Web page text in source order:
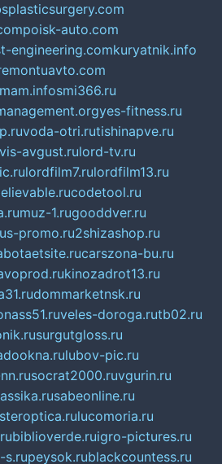
poisk-auto.com
engineering.comkuryatnik.info
smi366.ru
yes-fitness.ru
voda-otri.rutishinapve.ru
avgust.rulord-tv.ru
lordfilm7.rulordfilm13.ru
codetool.ru
muz-1.rugooddver.ru
promo.ru2shizashop.ru
carszona-bu.ru
kinozadrot13.ru
dommarketnsk.ru
veles-doroga.rutb02.ru
surgutgloss.ru
lubov-pic.ru
socrat2000.ruvgurin.ru
sabeonline.ru
lucomoria.ru
biblioverde.ruigro-pictures.ru
s.rupeysok.rublackcountess.ru